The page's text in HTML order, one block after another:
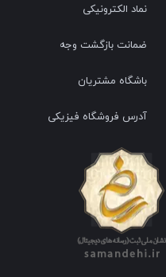
نماد الکترونیکی
ضمانت بازگشت وجه
باشگاه مشتریان
آدرس فروشگاه فیزیکی